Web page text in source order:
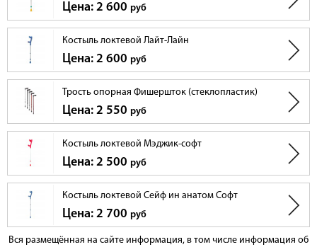
Цена: 2 600 руб
Костыль локтевой Лайт-Лайн
Цена: 2 600 руб
Трость опорная Фишершток (стеклопластик)
Цена: 2 550 руб
Костыль локтевой Мэджик-софт
Цена: 2 500 руб
Костыль локтевой Сейф ин анатом Софт
Цена: 2 700 руб
Вся размещённая на сайте информация, в том числе информация об